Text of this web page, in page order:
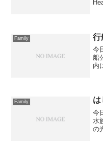
Family 行
今
船
内
て
Family は
今
水
の